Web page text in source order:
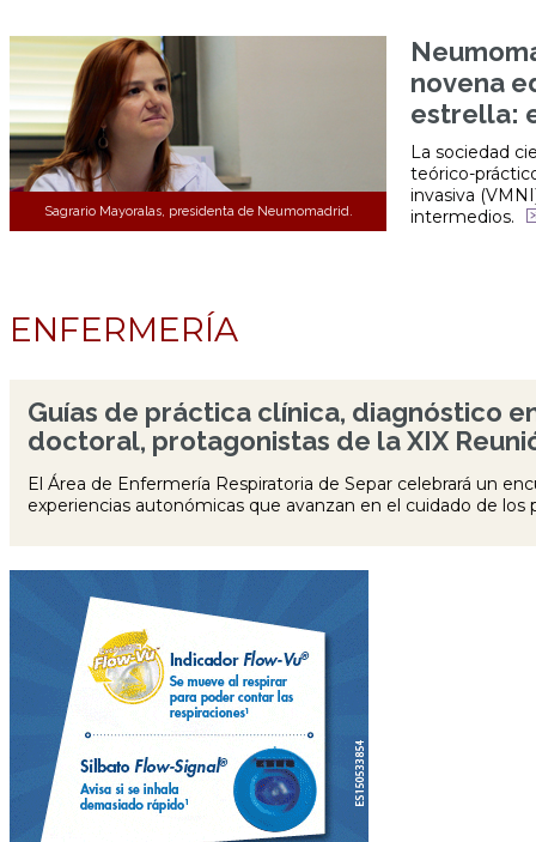
Sagrario Mayoralas, presidenta de Neumomadrid.
novena
estrella:
La sociedad
teórico-
invasiva
intermedios.
ENFERMERÍA
Guías de práctica clínica, diagnóstico
doctoral, protagonistas de la XIX
El Área de Enfermería Respiratoria de Separ celebrará un
experiencias autonómicas que avanzan en el cuidado de los